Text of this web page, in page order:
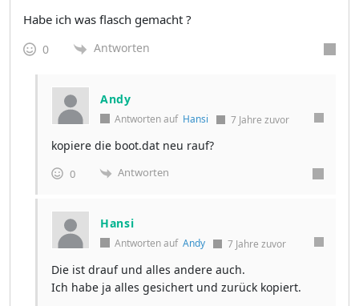
Habe ich was flasch gemacht ?
0 Antworten
Andy
Antworten auf Hansi 7 Jahre zuvor
kopiere die boot.dat neu rauf?
0 Antworten
Hansi
Antworten auf Andy 7 Jahre zuvor
Die ist drauf und alles andere auch.
Ich habe ja alles gesichert und zurück kopiert.